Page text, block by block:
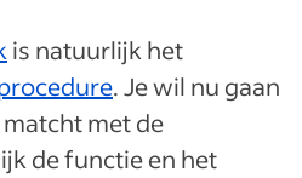
is natuurlijk het
. Je wil nu gaan
met de
de functie en het